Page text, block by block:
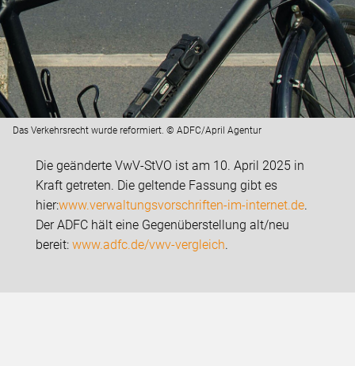
Das Verkehrsrecht wurde reformiert. © ADFC/April Agentur
Die geänderte VwV-StVO ist am 10. April 2025 in
Kraft getreten. Die geltende Fassung gibt es
hier:www.verwaltungsvorschriften-im-internet.de.
Der ADFC hält eine Gegenüberstellung alt/neu
bereit: www.adfc.de/vwv-vergleich.